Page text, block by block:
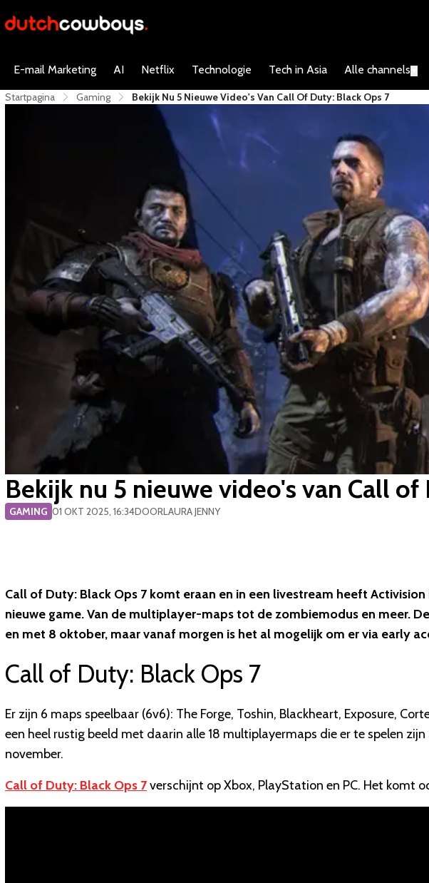
E-mail Marketing AI Netflix Technologie Tech in Asia Alle channels
Startpagina Gaming Bekijk Nu 5 Nieuwe Video's Van Call Of Duty: Black Ops 7
Bekijk nu 5 nieuwe video's van Call of
GAMING 01 OKT 2025, 16:34DOORLAURA JENNY
Call of Duty: Black Ops 7 komt eraan en in een livestream heeft
nieuwe game. Van de multiplayer-maps tot de zombiemodus en meer.
en met 8 oktober, maar vanaf morgen is het al mogelijk om er via early
Call of Duty: Black Ops 7
Er zijn 6 maps speelbaar (6v6): The Forge, Toshin, Blackheart, Exposure,
een heel rustig beeld met daarin alle 18 multiplayermaps die er te spelen
november.
Call of Duty: Black Ops 7verschijnt op Xbox, PlayStation en PC. Het komt